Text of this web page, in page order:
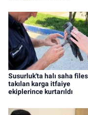
Susurluk'ta halı saha
takılan karga itfaiye
ekiplerince kurtarıldı